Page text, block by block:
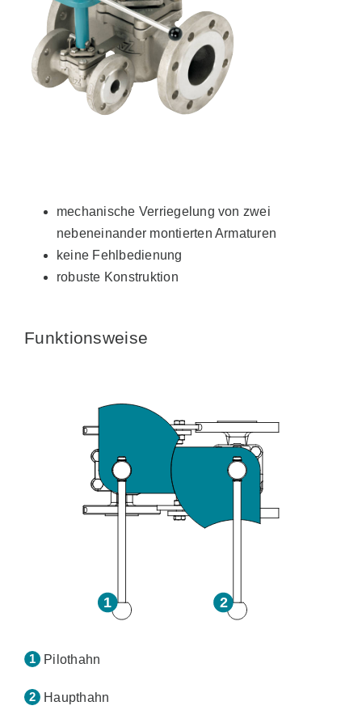
mechanische Verriegelung von zwei
nebeneinander montierten Armaturen
keine Fehlbedienung
robuste Konstruktion
Funktionsweise
Pilothahn
Haupthahn